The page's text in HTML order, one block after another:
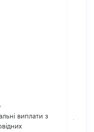
виплати з
10320